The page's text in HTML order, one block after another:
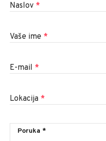
Naslov *
Vaše ime *
E-mail *
Lokacija *